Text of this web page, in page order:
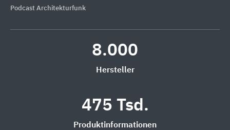
Podcast Architekturfunk
8.000
Hersteller
475 Tsd.
Produktinformationen